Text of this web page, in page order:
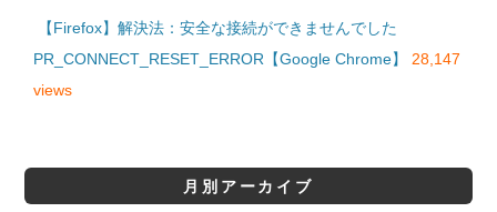
【Firefox】解決法：安全な接続ができませんでした
PR_CONNECT_RESET_ERROR【Google Chrome】
28,147
views
月別アーカイブ